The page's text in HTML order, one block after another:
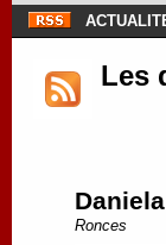
Les
Ronces